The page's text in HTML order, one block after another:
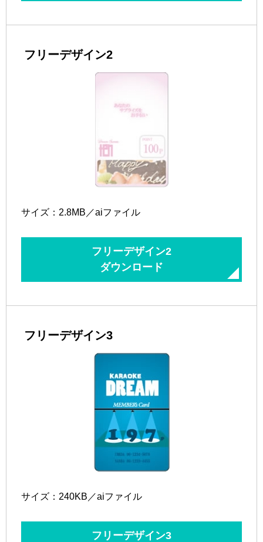
フリーデザイン2
サイズ：2.8MB／aiファイル
フリーデザイン2
ダウンロード
フリーデザイン3
サイズ：240KB／aiファイル
フリーデザイン3